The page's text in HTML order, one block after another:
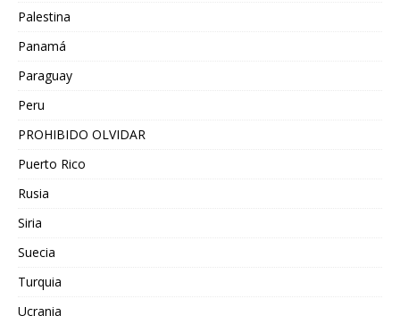
Palestina
Panamá
Paraguay
Peru
PROHIBIDO OLVIDAR
Puerto Rico
Rusia
Siria
Suecia
Turquia
Ucrania